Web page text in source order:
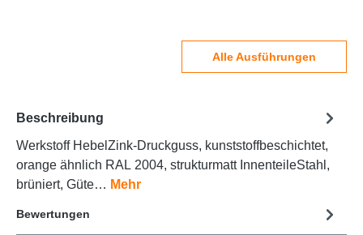
Alle Ausführungen
Beschreibung
Werkstoff HebelZink-Druckguss, kunststoffbeschichtet,
orange ähnlich RAL 2004, strukturmatt InnenteileStahl,
brüniert, Güte… Mehr
Bewertungen